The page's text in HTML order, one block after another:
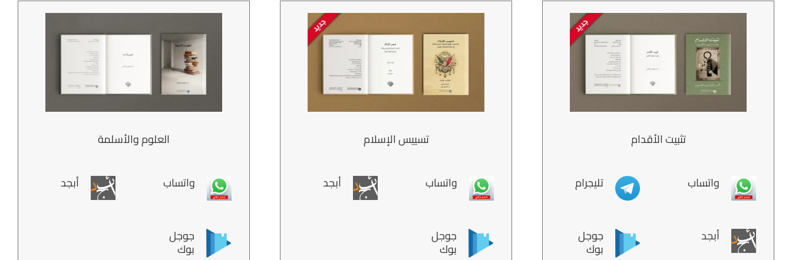
تثبيت الأقدام
واتساب تليجرام
أبجد جوجل
بوك
تسييس الإسلام
واتساب أبجد
جوجل
بوك
العلوم والأسلمة
واتساب أبجد
جوجل
بوك